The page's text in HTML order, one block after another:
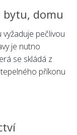
bytu, domu
pečlivou
je nutno
se skládá z
příkonu